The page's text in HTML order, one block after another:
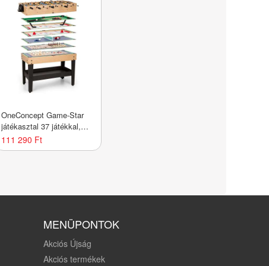
OneConcept Game-Star
játékasztal 37 játékkal,
multigame, rakodó rész,
MDF
111 290 Ft
MENÜPONTOK
Akciós Újság
Akciós termékek